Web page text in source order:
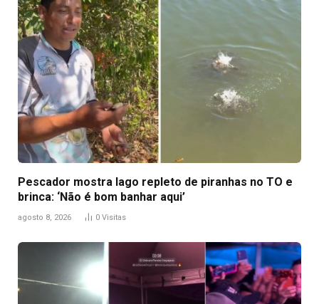
Pescador mostra lago repleto de piranhas no TO e
brinca: ‘Não é bom banhar aqui’
agosto 8, 2026 0 Visitas